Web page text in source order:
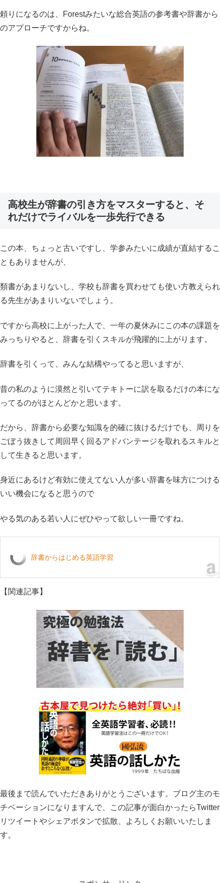
頼りになるのは、Forestみたいな総合英語の参考書や辞書から
のアプローチですからね。
高校生が辞書の引き方をマスターすると、そ
れだけでライバルを一歩先行できる
この本、ちょっと古いですし、学参みたいに成績が直結するこ
ともありませんが、
類書があまりないし、学校も辞書を買わせても使い方教えられ
る先生があまりいないでしょう。
ですから高校に上がった人で、一年の夏休みにこの本の課題を
みっちりやると、辞書を引くスキルが飛躍的に上がります。
辞書を引くって、みんな結構やってると思いますが、
昔の私のように漠然と引いてテキトーに訳を取るだけの本にな
ってるのがほとんどかと思います。
だから、辞書から必要な知識を的確に抜けるだけでも、周りを
ごぼう抜きして周回早く回るアドバンテージを取れるスキルと
して生きると思います。
身近にあるけど有効に使えてない人が多い辞書を味方につける
いい機会になると思うので
やる気のある若い人にぜひやって欲しい一冊ですね。
辞書からはじめる英語学習
【関連記事】
最後まで読んでいただきありがとうございます。ブログ主のモ
チベーションになりますんで、この記事が面白かったらTwitter
リツイートやシェアボタンで拡散、よろしくお願いいたしま
す。